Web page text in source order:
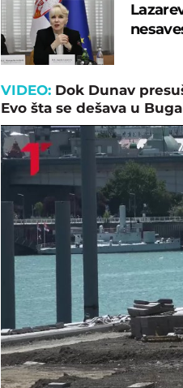
VIDEO: Dok Dunav
Evo šta se dešava u